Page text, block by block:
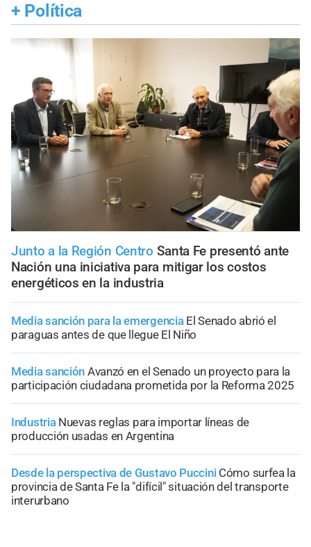
+ Política
Junto a la Región Centro Santa Fe presentó ante
Nación una iniciativa para mitigar los costos
energéticos en la industria
Media sanción para la emergencia El Senado abrió el
paraguas antes de que llegue El Niño
Media sanción Avanzó en el Senado un proyecto para la
participación ciudadana prometida por la Reforma 2025
Industria Nuevas reglas para importar líneas de
producción usadas en Argentina
Desde la perspectiva de Gustavo Puccini Cómo surfea la
provincia de Santa Fe la "difícil" situación del transporte
interurbano